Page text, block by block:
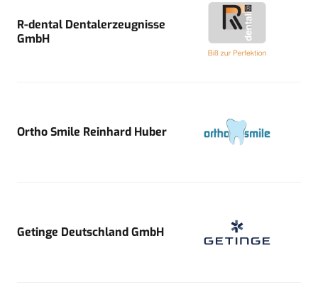
R-dental Dentalerzeugnisse
GmbH
Ortho Smile Reinhard Huber
Getinge Deutschland GmbH